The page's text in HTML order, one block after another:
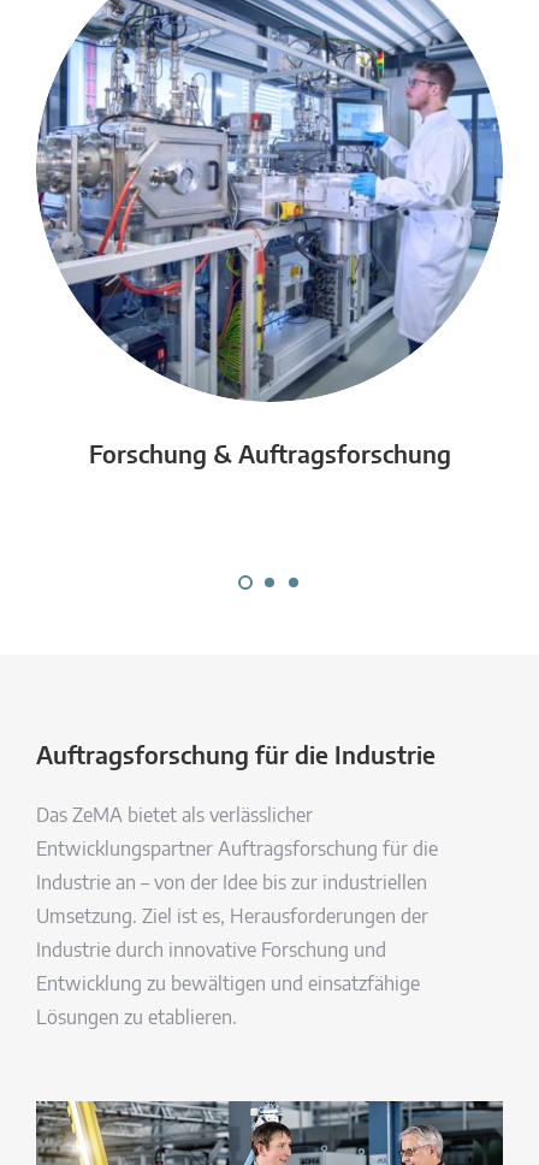
Forschung & Auftragsforschung
Auftragsforschung für die Industrie
Das ZeMA bietet als verlässlicher
Entwicklungspartner Auftragsforschung für die
Industrie an – von der Idee bis zur industriellen
Umsetzung. Ziel ist es, Herausforderungen der
Industrie durch innovative Forschung und
Entwicklung zu bewältigen und einsatzfähige
Lösungen zu etablieren.